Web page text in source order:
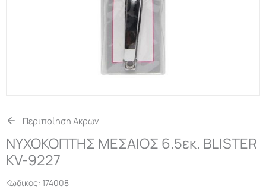
Περιποίηση Άκρων
ΝΥΧΟΚΟΠΤΗΣ ΜΕΣΑΙΟΣ 6.5εκ. BLISTER
KV-9227
Κωδικός: 174008